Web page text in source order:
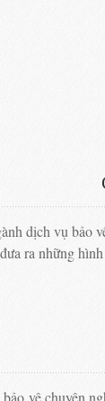
dịch vụ bảo
ra những
vệ chuyên